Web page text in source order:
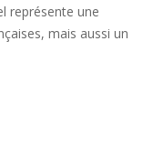
représente une
mais aussi un